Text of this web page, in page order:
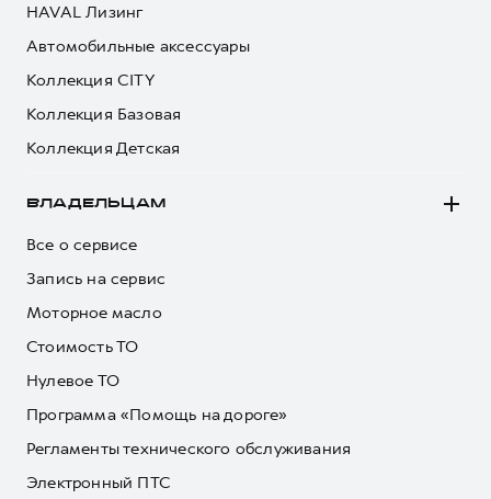
HAVAL Лизинг
Автомобильные аксессуары
Коллекция CITY
Коллекция Базовая
Коллекция Детская
ВЛАДЕЛЬЦАМ
Все о сервисе
Запись на сервис
Моторное масло
Стоимость ТО
Нулевое ТО
Программа «Помощь на дороге»
Регламенты технического обслуживания
Электронный ПТС